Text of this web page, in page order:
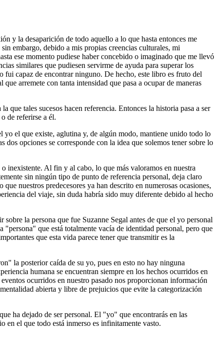
y la desaparición de todo aquello a lo que hasta entonces me
embargo, debido a mis propias creencias culturales, mi
ese momento pudiese haber concebido o imaginado que me llevó
similares que pudiesen servirme de ayuda para superar los
fui capaz de encontrar ninguno. De hecho, este libro es fruto del
arremete con tanta intensidad que pasa a ocupar de maneras
que tales sucesos hacen referencia. Entonces la historia pasa a ser
de referirse a él.
yo el que existe, aglutina y, de algún modo, mantiene unido todo lo
opciones se corresponde con la idea que solemos tener sobre lo
inexistente. Al fin y al cabo, lo que más valoramos en nuestra
sin ningún tipo de punto de referencia personal, deja claro
nuestros predecesores ya han descrito en numerosas ocasiones,
del viaje, sin duda habría sido muy diferente debido al hecho
la persona que fue Suzanne Segal antes de que el yo personal
"persona" que está totalmente vacía de identidad personal, pero que
que esta vida parece tener que transmitir es la
la posterior caída de su yo, pues en esto no hay ninguna
humana se encuentran siempre en los hechos ocurridos en
ocurridos en nuestro pasado nos proporcionan información
abierta y libre de prejuicios que evite la categorización
ha dejado de ser personal. El "yo" que encontrarás en las
el que todo está inmerso es infinitamente vasto.